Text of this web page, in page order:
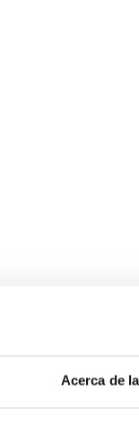
Acerca de
BCPMB Medidor
BCPMSC
medidor de
EM3500 EM3560
de
EM4900 EM4908
multicircuitoActi 9